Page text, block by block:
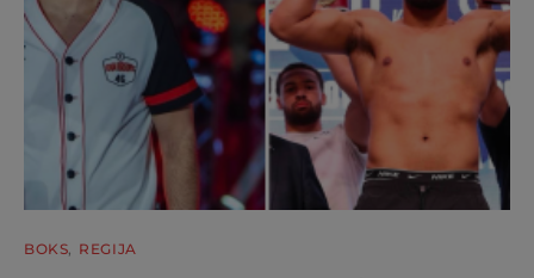
BOKS REGIJA